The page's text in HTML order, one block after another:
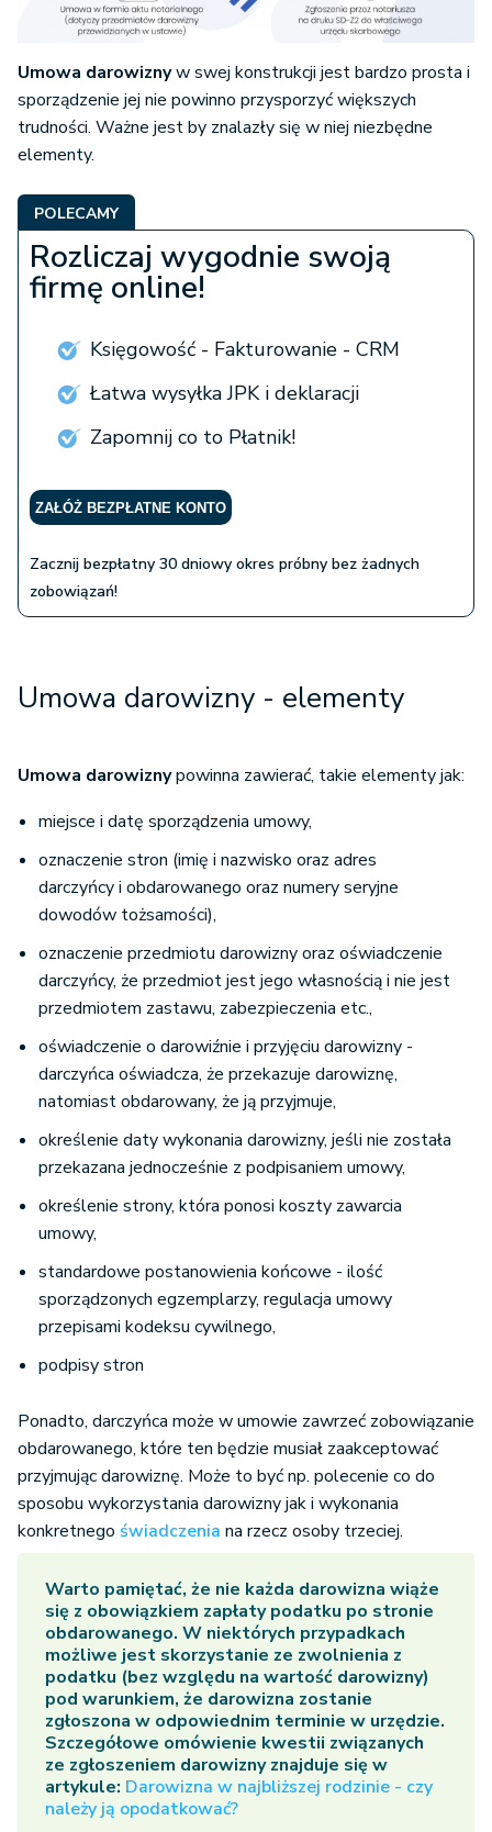
Umowa darowiznyw swej konstrukcji jest bardzo prosta i
sporządzenie jej nie powinno przysporzyć większych
trudności. Ważne jest by znalazły się w niej niezbędne
elementy.
POLECAMY
Rozliczaj wygodnie swoją
firmę online!
Księgowość - Fakturowanie - CRM
Łatwa wysyłka JPK i deklaracji
Zapomnij co to Płatnik!
ZAŁÓŻ BEZPŁATNE KONTO
Zacznij bezpłatny 30 dniowy okres próbny bez żadnych
zobowiązań!
Umowa darowizny - elementy
Umowa darowiznypowinna zawierać, takie elementy jak:
miejsce i datę sporządzenia umowy,
oznaczenie stron (imię i nazwisko oraz adres
darczyńcy i obdarowanego oraz numery seryjne
dowodów tożsamości),
oznaczenie przedmiotu darowizny oraz oświadczenie
darczyńcy, że przedmiot jest jego własnością i nie jest
przedmiotem zastawu, zabezpieczenia etc.,
oświadczenie o darowiźnie i przyjęciu darowizny -
darczyńca oświadcza, że przekazuje darowiznę,
natomiast obdarowany, że ją przyjmuje,
określenie daty wykonania darowizny, jeśli nie została
przekazana jednocześnie z podpisaniem umowy,
określenie strony, która ponosi koszty zawarcia
umowy,
standardowe postanowienia końcowe - ilość
sporządzonych egzemplarzy, regulacja umowy
przepisami kodeksu cywilnego,
podpisy stron
Ponadto, darczyńca może w umowie zawrzeć zobowiązanie
obdarowanego, które ten będzie musiał zaakceptować
przyjmując darowiznę. Może to być np. polecenie co do
sposobu wykorzystania darowizny jak i wykonania
konkretnego świadczenia na rzecz osoby trzeciej.
Warto pamiętać, że nie każda darowizna wiąże
się z obowiązkiem zapłaty podatku po stronie
obdarowanego. W niektórych przypadkach
możliwe jest skorzystanie ze zwolnienia z
podatku (bez względu na wartość darowizny)
pod warunkiem, że darowizna zostanie
zgłoszona w odpowiednim terminie w urzędzie.
Szczegółowe omówienie kwestii związanych
ze zgłoszeniem darowizny znajduje się w
artykule: Darowizna w najbliższej rodzinie - czy
należy ją opodatkować?